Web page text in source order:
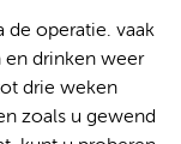
de operatie. vaak
drinken weer
drie weken
zoals u gewend